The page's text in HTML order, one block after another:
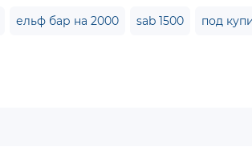
ельф бар на 2000 sab 1500 под